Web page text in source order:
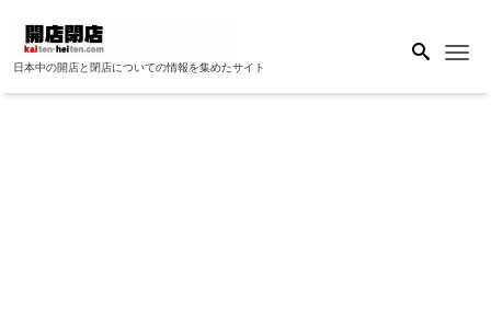
日本中の開店と閉店についての情報を集めたサイト